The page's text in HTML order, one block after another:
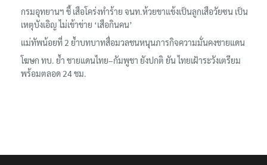
กรมอุทยานฯ ชี้ เสือโคร่งทำร้าย จนท.ห้วยขาแข้งเป็นลูกเสือวัยซน เป็น
เหตุบังเอิญ ไม่เข้าข่าย ‘เสือกินคน’
แม่ทัพน้อยที่ 2 ย้ำบทบาทสื่อมวลชนหนุนภารกิจความมั่นคงชายแดน
โฆษก ทบ. ย้ำ ชายแดนไทย–กัมพูชา ยังปกติ ยัน ไทยเฝ้าระวังเตรียม
พร้อมตลอด 24 ชม.